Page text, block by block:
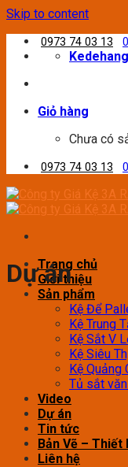
Skip to content
0973 74 03 13
Giỏ hàng
Chưa có
0973 74 03 13
Trang chủ
Giới thiệu
Sản phẩm
Kệ Để
Kệ Trung
Kệ Sắt V
Kệ Siêu
Kệ Quảng
Tủ sắt
Video
Dự án
Tin tức
Bản Vẽ – Thiết
Liên hệ
Dự án